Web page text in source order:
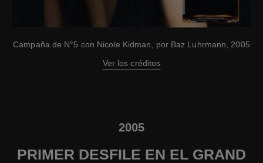
Campaña de N°5 con Nicole Kidman, por Baz Luhrmann, 2005
Ver los créditos
2005
PRIMER DESFILE EN EL GRAND